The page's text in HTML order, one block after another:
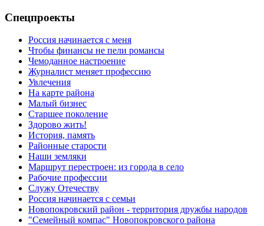
Спецпроекты
Россия начинается с меня
Чтобы финансы не пели романсы
Чемоданное настроение
Журналист меняет профессию
Увлечения
На карте района
Малый бизнес
Старшее поколение
Здорово жить!
История, память
Районные старости
Наши земляки
Маршрут перестроен: из города в село
Рабочие профессии
Служу Отечеству
Россия начинается с семьи
Новопокровский район - территория дружбы народов
"Семейный компас" Новопокровского района